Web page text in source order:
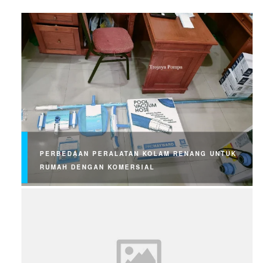
PERBEDAAN PERALATAN KOLAM RENANG UNTUK
RUMAH DENGAN KOMERSIAL